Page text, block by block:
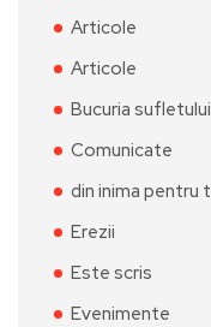
Articole
Articole
Bucuria sufletului
Comunicate
din inima pentru
Erezii
Este scris
Evenimente